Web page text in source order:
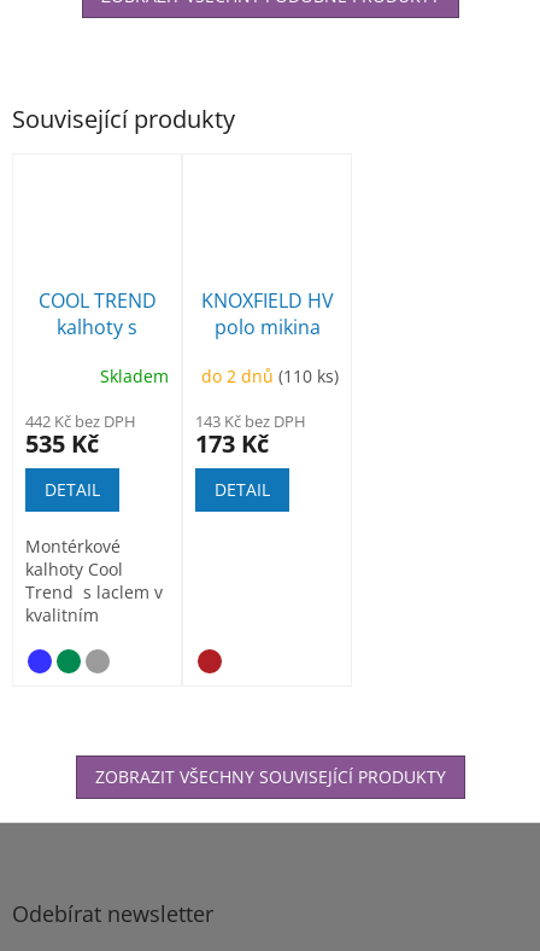
Související produkty
COOL TREND
kalhoty s
Skladem
442 Kč bez DPH
535 Kč
DETAIL
Montérkové
kalhoty Cool
Trend s laclem v
kvalitním
KNOXFIELD HV
polo mikina
do 2 dnů(110 ks)
143 Kč bez DPH
173 Kč
DETAIL
ZOBRAZIT VŠECHNY SOUVISEJÍCÍ PRODUKTY
Z
Odebírat newsletter